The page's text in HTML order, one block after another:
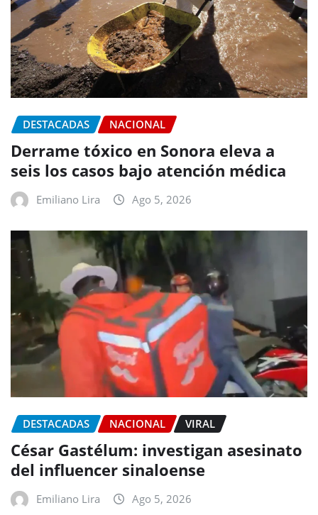
DESTACADAS NACIONAL
Derrame tóxico en Sonora eleva a
seis los casos bajo atención médica
Emiliano Lira Ago 5, 2026
DESTACADAS NACIONAL VIRAL
César Gastélum: investigan asesinato
del influencer sinaloense
Emiliano Lira Ago 5, 2026